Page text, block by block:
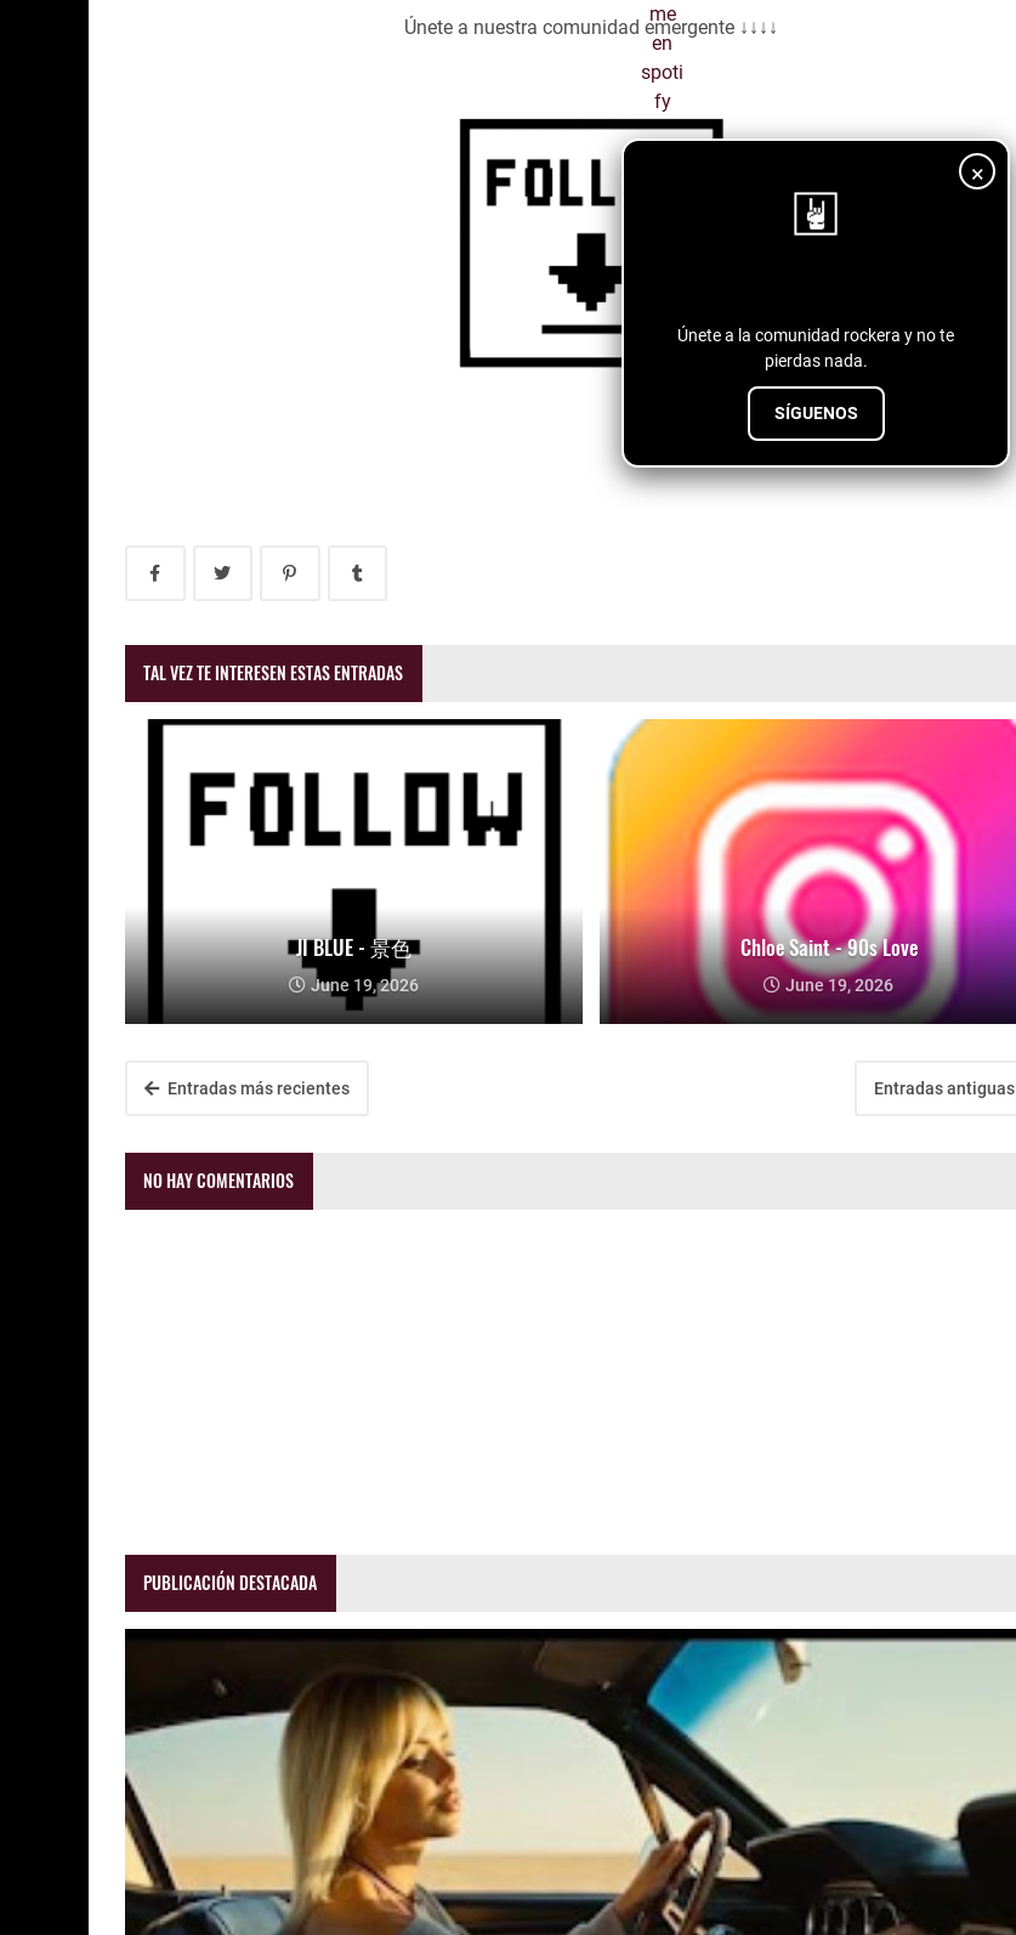
×
Únete a la comunidad rockera y no te
pierdas nada.
SÍGUENOS
Únete a nuestra comunidad emergente ↓↓↓↓
TAL VEZ TE INTERESEN ESTAS ENTRADAS
JI BLUE - 景色
June 19, 2026
Chloe Saint - 90s Love
June 19, 2026
Entradas más recientes Entradas antiguas
NO HAY COMENTARIOS
PUBLICACIÓN DESTACADA